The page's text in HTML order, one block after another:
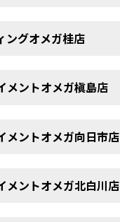
ングオメガ桂店
メントオメガ槇島店
メントオメガ向日市店
メントオメガ北白川店